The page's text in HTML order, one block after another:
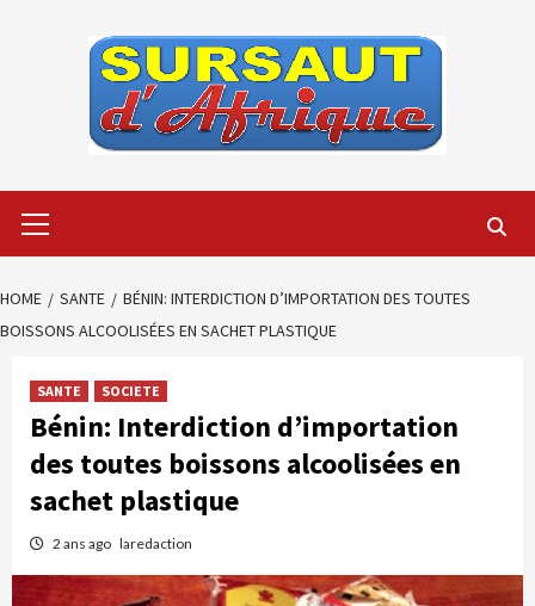
Menu
HOME SANTE
BÉNIN: INTERDICTION D’IMPORTATION DES TOUTES
BOISSONS ALCOOLISÉES EN SACHET PLASTIQUE
SANTE SOCIETE
Bénin: Interdiction d’importation
des toutes boissons alcoolisées en
sachet plastique
2 ans ago laredaction